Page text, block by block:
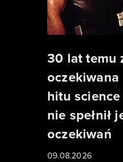
30 lat temu
hitu
nie spełnił
oczekiwań
09.08.2026